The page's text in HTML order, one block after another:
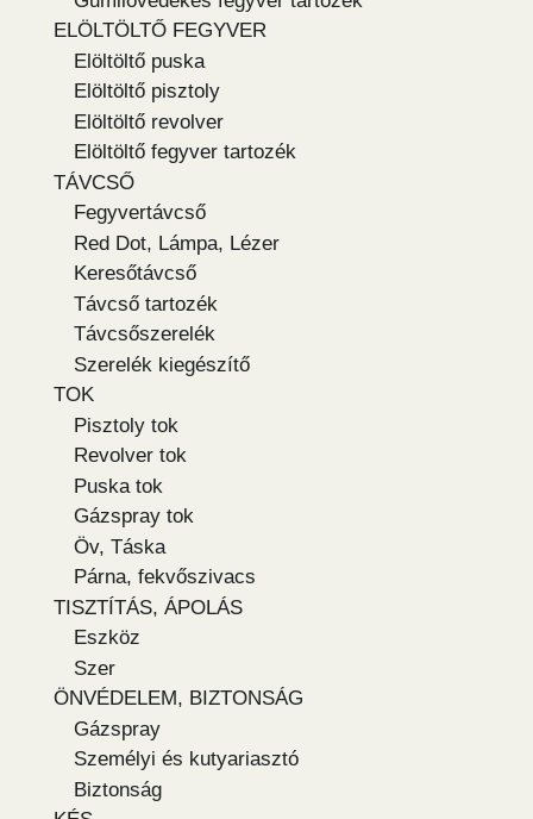
ELÖLTÖLTŐ FEGYVER
Elöltöltő puska
Elöltöltő pisztoly
Elöltöltő revolver
Elöltöltő fegyver tartozék
TÁVCSŐ
Fegyvertávcső
Red Dot, Lámpa, Lézer
Keresőtávcső
Távcső tartozék
Távcsőszerelék
Szerelék kiegészítő
TOK
Pisztoly tok
Revolver tok
Puska tok
Gázspray tok
Öv, Táska
Párna, fekvőszivacs
TISZTÍTÁS, ÁPOLÁS
Eszköz
Szer
ÖNVÉDELEM, BIZTONSÁG
Gázspray
Személyi és kutyariasztó
Biztonság